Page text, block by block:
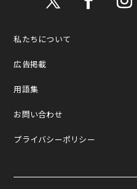
私たちについて
広告掲載
用語集
お問い合わせ
プライバシーポリシー